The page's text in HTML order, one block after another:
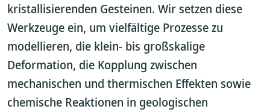
kristallisierenden Gesteinen. Wir setzen diese
Werkzeuge ein, um vielfältige Prozesse zu
modellieren, die klein- bis großskalige
Deformation, die Kopplung zwischen
mechanischen und thermischen Effekten sowie
chemische Reaktionen in geologischen